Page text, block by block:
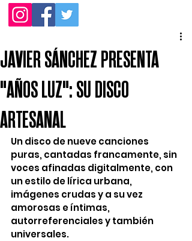
JAVIER SÁNCHEZ PRESENTA
"AÑOS LUZ": SU DISCO
ARTESANAL
Un disco de nueve canciones
puras, cantadas francamente, sin
voces afinadas digitalmente, con
un estilo de lírica urbana,
imágenes crudas y a su vez
amorosas e íntimas,
autorreferenciales y también
universales.